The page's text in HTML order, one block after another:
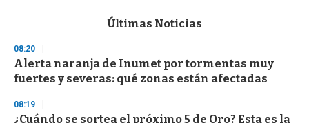
d
s
o
f
3
s
Últimas Noticias
08:20
Alerta naranja de Inumet por tormentas muy
fuertes y severas: qué zonas están afectadas
08:19
¿Cuándo se sortea el próximo 5 de Oro? Esta es la